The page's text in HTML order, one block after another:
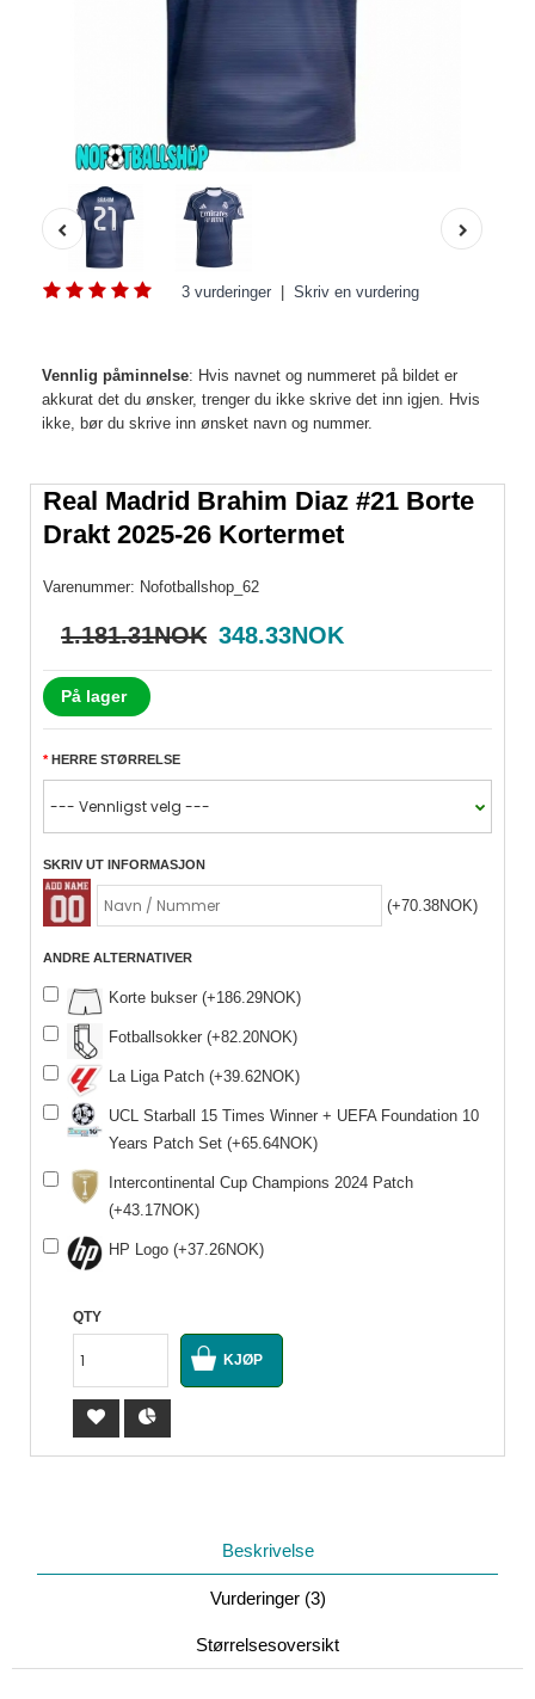
3 vurderinger Skriv en vurdering
Vennlig påminnelse: Hvis navnet og nummeret på bildet er
akkurat det du ønsker, trenger du ikke skrive det inn igjen. Hvis
ikke, bør du skrive inn ønsket navn og nummer.
Real Madrid Brahim Diaz #21 Borte
Drakt 2025-26 Kortermet
Varenummer: Nofotballshop_62
1.181.31NOK 348.33NOK
På lager
HERRE STØRRELSE
SKRIV UT INFORMASJON
(+70.38NOK)
ANDRE ALTERNATIVER
Korte bukser (+186.29NOK)
Fotballsokker (+82.20NOK)
La Liga Patch (+39.62NOK)
UCL Starball 15 Times Winner + UEFA Foundation 10
Years Patch Set (+65.64NOK)
Intercontinental Cup Champions 2024 Patch
(+43.17NOK)
HP Logo (+37.26NOK)
QTY
Beskrivelse
Vurderinger (3)
Størrelsesoversikt